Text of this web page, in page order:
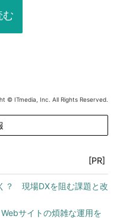
む
© ITmedia, Inc. All Rights Reserved.
[PR]
？ 現場DXを阻む課題と改
サイトの煩雑な運用を